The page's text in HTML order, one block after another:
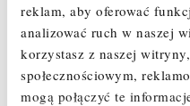
reklam, aby oferować
analizować ruch w naszej
korzystasz z naszej
społecznościowym,
mogą połączyć te